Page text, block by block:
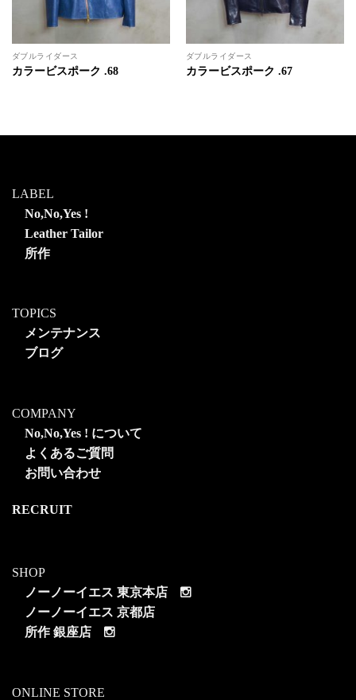
ダブルライダース
カラービスポーク .68
ダブルライダース
カラービスポーク .67
LABEL
No,No,Yes !
Leather Tailor
所作
TOPICS
メンテナンス
ブログ
COMPANY
No,No,Yes ! について
よくあるご質問
お問い合わせ
RECRUIT
SHOP
ノーノーイエス 東京本店
ノーノーイエス 京都店
所作 銀座店
ONLINE STORE